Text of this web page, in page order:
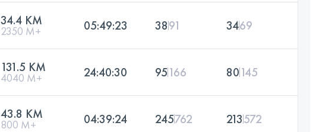
34.4 KM
2350 M+ 05:49:23 3891 3469
131.5 KM
4040 M+ 24:40:30 95166 80145
43.8 KM
800 M+ 04:39:24 245762 213572